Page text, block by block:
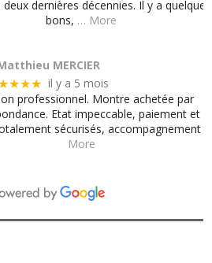
dernières décennies. Il y a quelques
bons, … More
MERCIER
il y a 5 mois
professionnel. Montre achetée par
Etat impeccable, paiement et
sécurisés, accompagnement
More